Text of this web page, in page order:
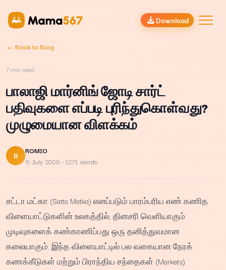
Download
← Back to Blog
7min read
பாலாஜி மார்னிங் ஜோடி சார்ட்
பதிவுகளை எப்படி புரிந்துகொள்வது?
முழுமையான விளக்கம்
R
ROMIO
9 July 2026 · 1271 words
சட்டா மட்கா (Satta Matka) எனப்படும் பாரம்பரிய எண் கணித
விளையாட்டுகளின் உலகத்தில், தினசரி வெளியாகும்
முடிவுகளைக் கண்காணிப்பது ஒரு தனித்துவமான
கலையாகும். இந்த விளையாட்டில் பல வகையான நேரக்
கணக்கீடுகள் மற்றும் பிராந்திய சந்தைகள் (Markets)